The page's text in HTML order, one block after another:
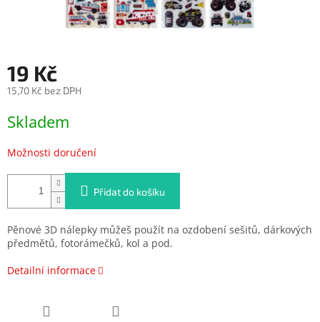
19 Kč
15,70 Kč bez DPH
cena:
Skladem
Možnosti doručení
Přidat do košíku
Pěnové 3D nálepky můžeš použít na ozdobení sešitů, dárkových
předmětů, fotorámečků, kol a pod.
Detailní informace